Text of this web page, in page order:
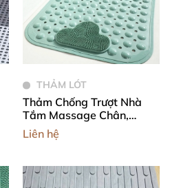
THẢM LÓT
Thảm Chống Trượt Nhà
Tắm Massage Chân,
Thảm Lót Sàn Nhà Tắm
Có Gai Mát Xa Chà Chân
Liên hệ